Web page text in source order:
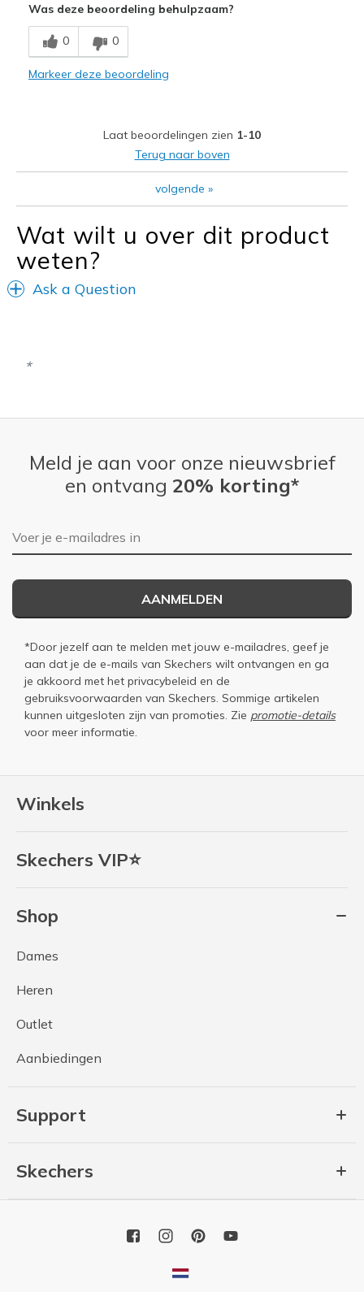
Breathe Well
Comfortable
Beste toepassingen
Casual Wear
Travel
Width
Feels true to width
Sizing
Was deze beoordeling behulpzaam?
0 0
Markeer deze beoordeling
Laat beoordelingen zien 1-10
Terug naar boven
volgende »
Wat wilt u over dit product
weten?
Ask a Question
Winkels
Skechers VIP⭐
Shop
Dames
Heren
Outlet
Aanbiedingen
Support
Skechers
Meld je aan voor onze nieuwsbrief
en ontvang 20% korting*
E-mailadres
AANMELDEN
*Door jezelf aan te melden met jouw e-mailadres, geef je
aan dat je de e-mails van Skechers wilt ontvangen en ga
je akkoord met het privacybeleid en de
gebruiksvoorwaarden van Skechers. Sommige artikelen
kunnen uitgesloten zijn van promoties. Zie promotie-details
voor meer informatie.